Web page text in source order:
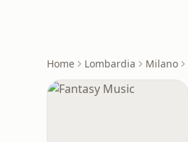
Home Lombardia Milano